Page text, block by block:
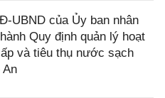
UBND của Ủy ban nhân
Quy định quản lý hoạt
và tiêu thụ nước sạch
An